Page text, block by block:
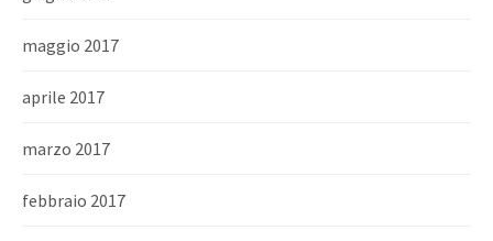
maggio 2017
aprile 2017
marzo 2017
febbraio 2017